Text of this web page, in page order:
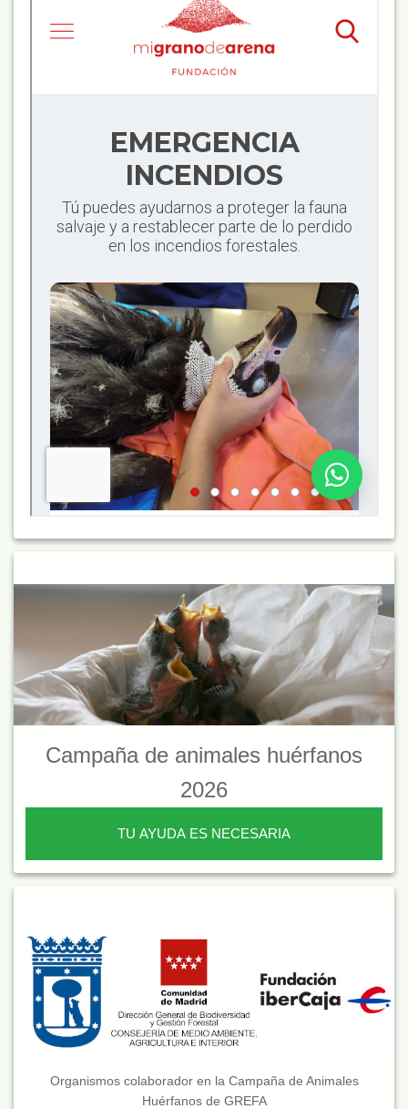
Campaña de animales huérfanos
2026
TU AYUDA ES NECESARIA
Organismos colaborador en la Campaña de Animales
Huérfanos de GREFA